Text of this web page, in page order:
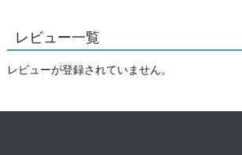
レビュー一覧
レビューが登録されていません。